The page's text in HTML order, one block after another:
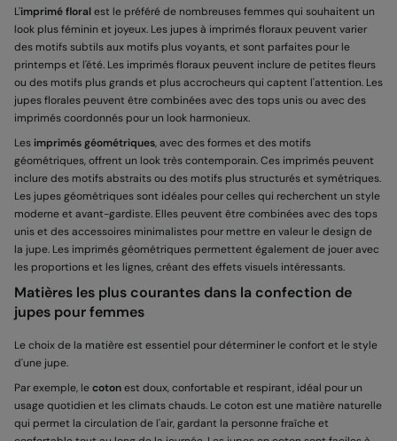
L'imprimé floralest le préféré de nombreuses femmes qui souhaitent un
look plus féminin et joyeux. Les jupes à imprimés floraux peuvent varier
des motifs subtils aux motifs plus voyants, et sont parfaites pour le
printemps et l'été. Les imprimés floraux peuvent inclure de petites fleurs
ou des motifs plus grands et plus accrocheurs qui captent l'attention. Les
jupes florales peuvent être combinées avec des tops unis ou avec des
imprimés coordonnés pour un look harmonieux.
Les imprimés géométriques, avec des formes et des motifs
géométriques, offrent un look très contemporain. Ces imprimés peuvent
inclure des motifs abstraits ou des motifs plus structurés et symétriques.
Les jupes géométriques sont idéales pour celles qui recherchent un style
moderne et avant-gardiste. Elles peuvent être combinées avec des tops
unis et des accessoires minimalistes pour mettre en valeur le design de
la jupe. Les imprimés géométriques permettent également de jouer avec
les proportions et les lignes, créant des effets visuels intéressants.
Matières les plus courantes dans la confection de
jupes pour femmes
Le choix de la matière est essentiel pour déterminer le confort et le style
d'une jupe.
Par exemple, lecotonest doux, confortable et respirant, idéal pour un
usage quotidien et les climats chauds. Le coton est une matière naturelle
qui permet la circulation de l'air, gardant la personne fraîche et